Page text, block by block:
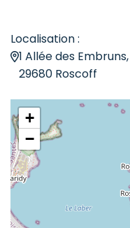
Localisation :
1 Allée des Embruns,
29680 Roscoff
+
−